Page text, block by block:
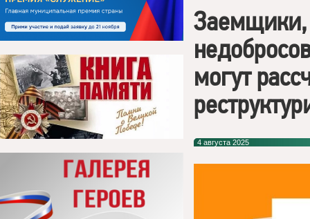
Заемщики,
могут
4 августа 2025